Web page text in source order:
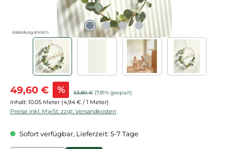
Abbildung ähnlich
Verkaufspreis:
49,60 € % Regulärer Preis:
53,80 € (7.81% gespart)
Inhalt: 10.05 Meter (4,94 € / 1 Meter)
Preise inkl. MwSt. zzgl. Versandkosten
Sofort verfügbar, Lieferzeit: 5-7 Tage